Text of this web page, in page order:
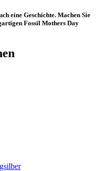
eine Geschichte. Machen Sie
Fossil Mothers Day